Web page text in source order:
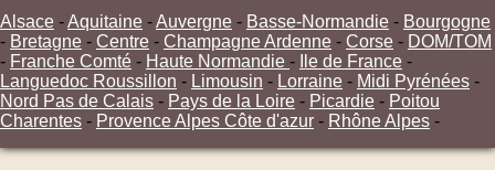
Alsace -Aquitaine -Auvergne - Basse-Normandie - Bourgogne
- Bretagne - Centre - Champagne Ardenne - Corse - DOM/TOM
- Franche Comté - Haute Normandie - Ile de France -
Languedoc Roussillon - Limousin - Lorraine - Midi Pyrénées -
Nord Pas de Calais - Pays de la Loire - Picardie - Poitou
Charentes - Provence Alpes Côte d'azur - Rhône Alpes -